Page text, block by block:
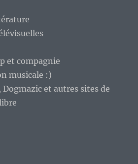
et compagnie
musicale :)
Dogmazic et autres sites de